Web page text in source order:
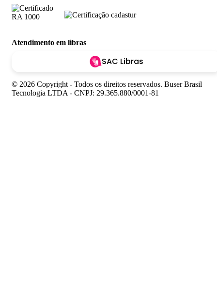
Atendimento em libras
SAC Libras
© 2026 Copyright - Todos os direitos reservados. Buser Brasil
Tecnologia LTDA - CNPJ: 29.365.880/0001-81